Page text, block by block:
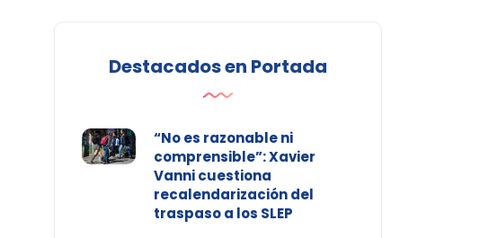
Destacados en Portada
“No es razonable ni
comprensible”: Xavier
Vanni cuestiona
recalendarización del
traspaso a los SLEP